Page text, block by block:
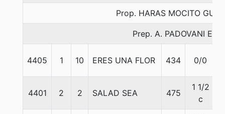
Prop. HARAS MOCITO
Prep. A. PADOVANI E.
4405 1 10 ERES UNA FLOR 434 0/0
4401 2 2 SALAD SEA 475
1 1/2
c